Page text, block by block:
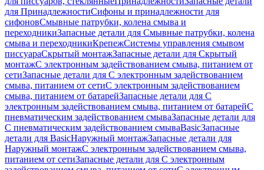
для ПринадлежностиСифоны и принадлежности для
сифоновСмывные патрубки, колена смыва и
переходникиЗапасные детали для Смывные патрубки, колена
смыва и переходникиКрепежСистемы управления смывом
писсуараСкрытый монтажЗапасные детали для Скрытый
монтажС электронным задействованием смыва, питанием от
сетиЗапасные детали для С электронным задействованием
смыва, питанием от сетиС электронным задействованием
смыва, питанием от батарейЗапасные детали для С
электронным задействованием смыва, питанием от батарейС
пневматическим задействованием смываЗапасные детали для
С пневматическим задействованием смываBasicЗапасные
детали для BasicНаружный монтажЗапасные детали для
Наружный монтажС электронным задействованием смыва,
питанием от сетиЗапасные детали для С электронным